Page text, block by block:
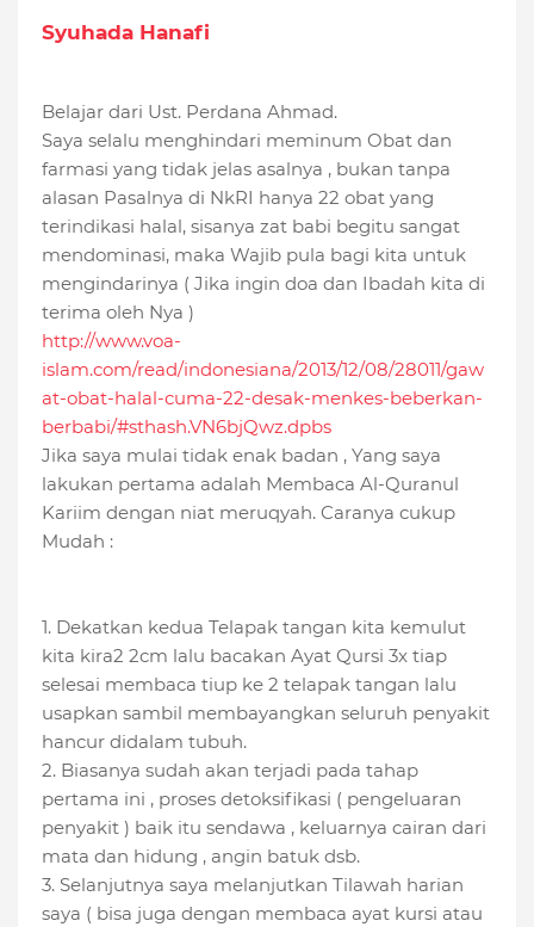
Syuhada Hanafi
Belajar dari Ust. Perdana Ahmad.
Saya selalu menghindari meminum Obat dan
farmasi yang tidak jelas asalnya , bukan tanpa
alasan Pasalnya di NkRI hanya 22 obat yang
terindikasi halal, sisanya zat babi begitu sangat
mendominasi, maka Wajib pula bagi kita untuk
mengindarinya ( Jika ingin doa dan Ibadah kita di
terima oleh Nya )
http://www.voa-
islam.com/read/indonesiana/2013/12/08/28011/gaw
at-obat-halal-cuma-22-desak-menkes-beberkan-
berbabi/#sthash.VN6bjQwz.dpbs
Jika saya mulai tidak enak badan , Yang saya
lakukan pertama adalah Membaca Al-Quranul
Kariim dengan niat meruqyah. Caranya cukup
Mudah :
1. Dekatkan kedua Telapak tangan kita kemulut
kita kira2 2cm lalu bacakan Ayat Qursi 3x tiap
selesai membaca tiup ke 2 telapak tangan lalu
usapkan sambil membayangkan seluruh penyakit
hancur didalam tubuh.
2. Biasanya sudah akan terjadi pada tahap
pertama ini , proses detoksifikasi ( pengeluaran
penyakit ) baik itu sendawa , keluarnya cairan dari
mata dan hidung , angin batuk dsb.
3. Selanjutnya saya melanjutkan Tilawah harian
saya ( bisa juga dengan membaca ayat kursi atau